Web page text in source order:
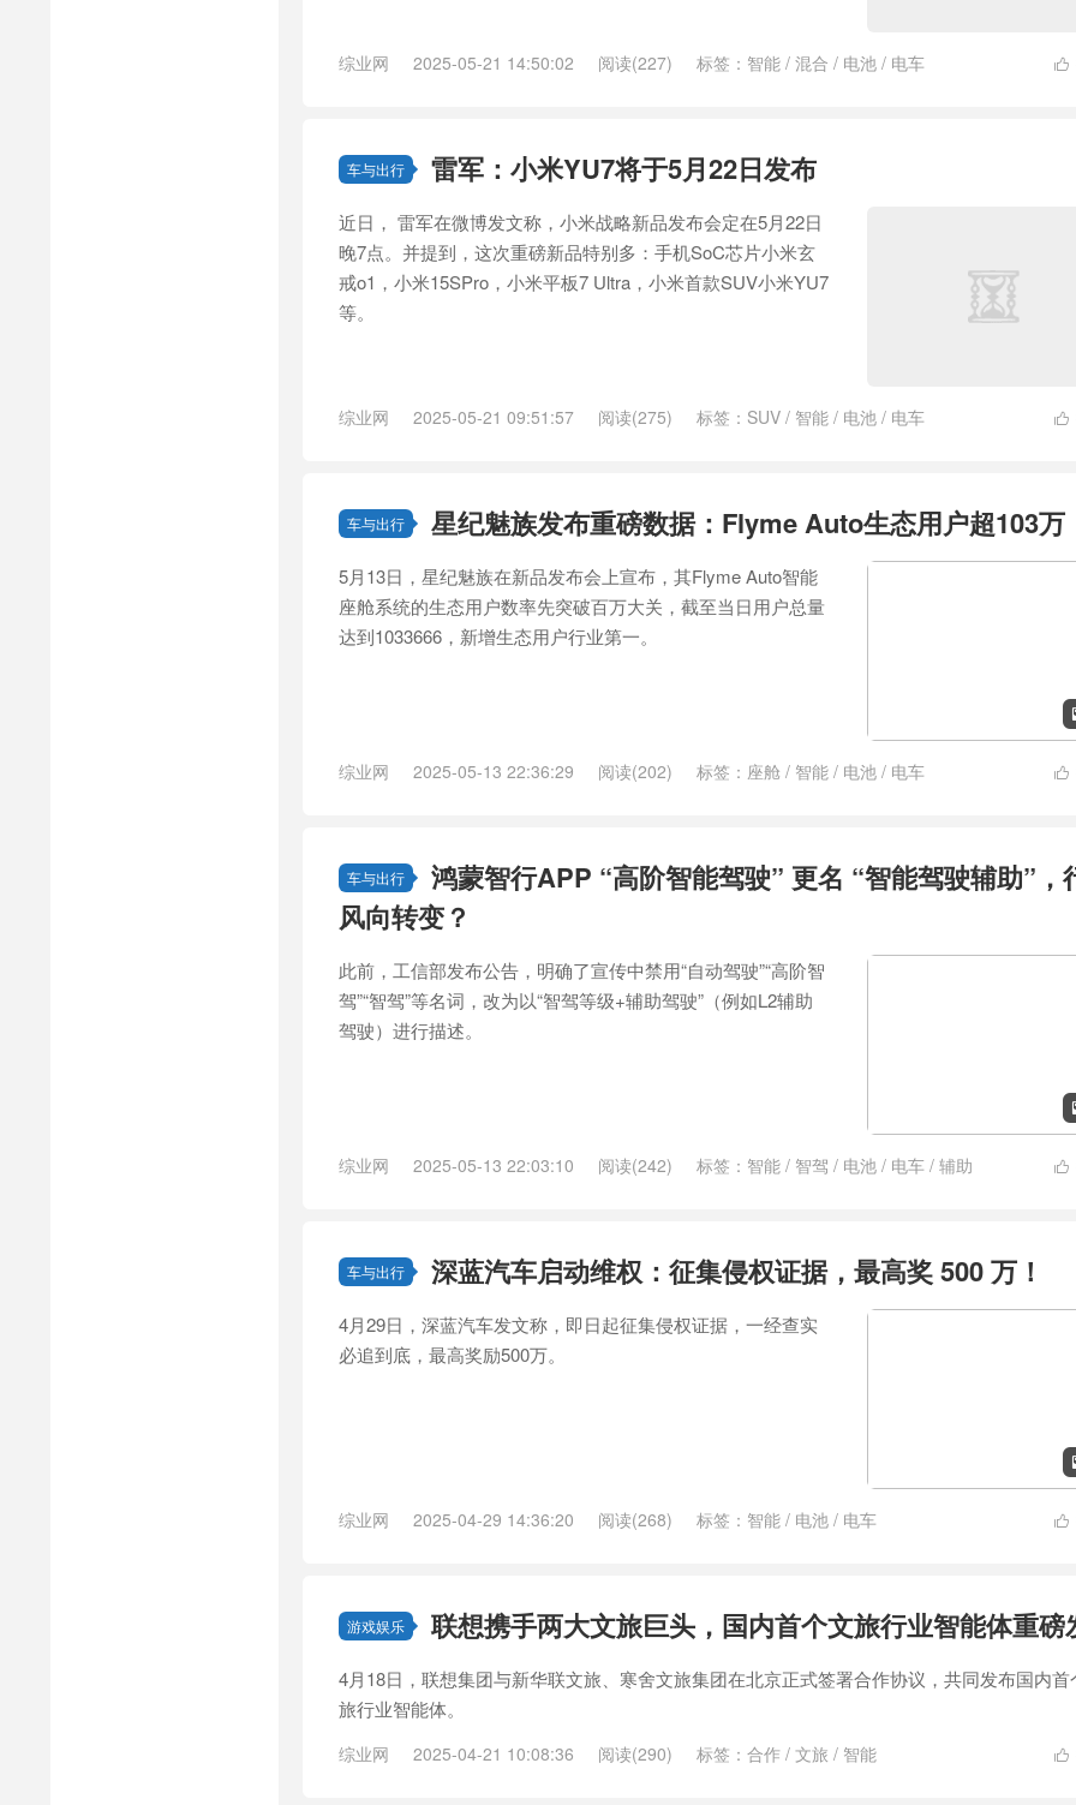

综业网 2025-05-21 14:50:02 阅读(227) 标签： 智能 / 混合 / 电池 / 电车
车与出行 雷军：小米YU7将于5月22日发布
近日， 雷军在微博发文称，小米战略新品发布会定在5月22日
晚7点。并提到，这次重磅新品特别多：手机SoC芯片小米玄
戒o1，小米15SPro，小米平板7 Ultra，小米首款SUV小米YU7
等。

综业网 2025-05-21 09:51:57 阅读(275) 标签： SUV / 智能 / 电池 / 电车
车与出行 星纪魅族发布重磅数据：Flyme Auto生态用户超103万
5月13日，星纪魅族在新品发布会上宣布，其Flyme Auto智能
座舱系统的生态用户数率先突破百万大关，截至当日用户总量
达到1033666，新增生态用户行业第一。

综业网 2025-05-13 22:36:29 阅读(202) 标签： 座舱 / 智能 / 电池 / 电车
车与出行
鸿蒙智行APP “高阶智能驾驶” 更名 “智能驾驶辅助”，
风向转变？
此前，工信部发布公告，明确了宣传中禁用“自动驾驶”“高阶智
驾”“智驾”等名词，改为以“智驾等级+辅助驾驶”（例如L2辅助
驾驶）进行描述。

综业网 2025-05-13 22:03:10 阅读(242) 标签： 智能 / 智驾 / 电池 / 电车 / 辅助
车与出行 深蓝汽车启动维权：征集侵权证据，最高奖 500 万！
4月29日，深蓝汽车发文称，即日起征集侵权证据，一经查实
必追到底，最高奖励500万。

综业网 2025-04-29 14:36:20 阅读(268) 标签： 智能 / 电池 / 电车
游戏娱乐 联想携手两大文旅巨头，国内首个文旅行业智能体重磅
4月18日，联想集团与新华联文旅、寒舍文旅集团在北京正式签署合作协议，共同发布国内首
旅行业智能体。

综业网 2025-04-21 10:08:36 阅读(290) 标签： 合作 / 文旅 / 智能